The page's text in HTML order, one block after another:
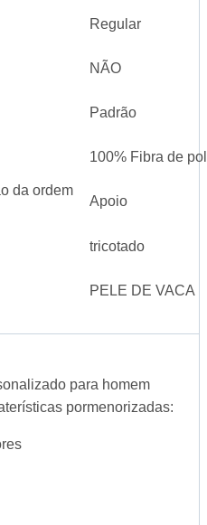
Regular
NÃO
Padrão
100% Fibra de
da ordem
Apoio
tricotado
PELE DE VACA
para homem
pormenorizadas: